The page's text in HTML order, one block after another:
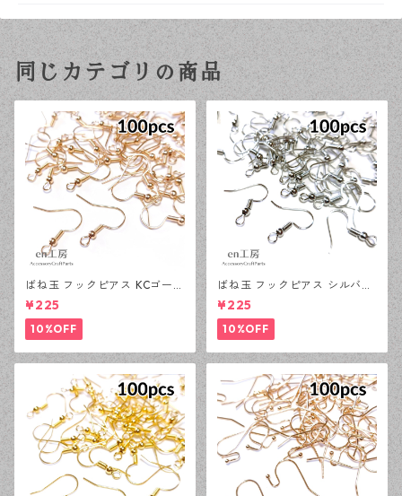
同じカテゴリの商品
ばね玉 フックピアス KCゴール
ド 100ピース 釣針型 大容量
プチプラパーツ 【en工房】
¥225
10%OFF
ばね玉 フックピアス シルバー
100ピース 釣針型 大容量 プチ
プラパーツ 【en工房】
¥225
10%OFF